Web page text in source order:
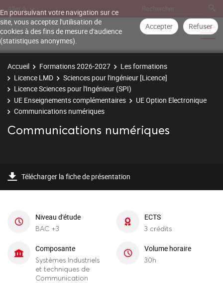
En poursuivant votre navigation sur ce
site, vous acceptez l'utilisation de
cookies à des fins de mesure d'audience
(statistiques anonymes).
Accepter Refuser
Aller à
Accueil Formations 2026-2027
Les formations
Licence LMD
Sciences pour l'ingénieur [Licence]
Licence Sciences pour l'Ingénieur (SPI)
UE Enseignements complémentaires
UE Option Electronique
Communications numériques
Communications numériques
Télécharger la fiche de présentation
Niveau d'étude
BAC +3
ECTS
3 crédits
Composante
Systèmes Industriels
et techniques de
Communication
Volume horaire
30h